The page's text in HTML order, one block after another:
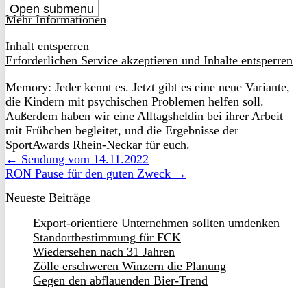
Open submenu
Mehr Informationen
Inhalt entsperren
Erforderlichen Service akzeptieren und Inhalte entsperren
Memory: Jeder kennt es. Jetzt gibt es eine neue Variante,
die Kindern mit psychischen Problemen helfen soll.
Außerdem haben wir eine Alltagsheldin bei ihrer Arbeit
mit Frühchen begleitet, und die Ergebnisse der
SportAwards Rhein-Neckar für euch.
← Sendung vom 14.11.2022
RON Pause für den guten Zweck →
Neueste Beiträge
Export-orientiere Unternehmen sollten umdenken
Standortbestimmung für FCK
Wiedersehen nach 31 Jahren
Zölle erschweren Winzern die Planung
Gegen den abflauenden Bier-Trend